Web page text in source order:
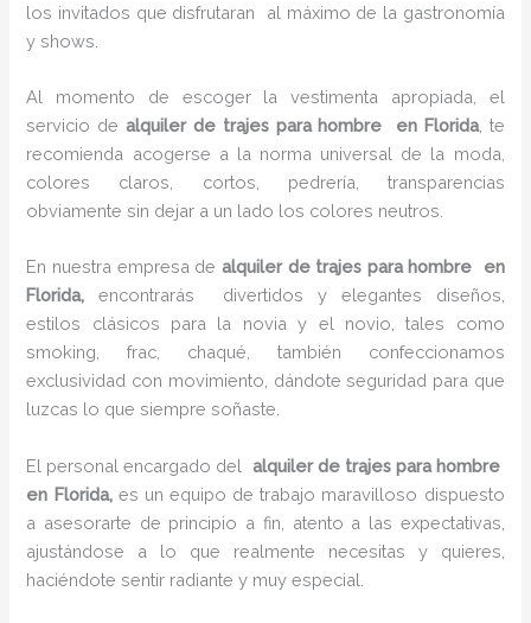
los invitados que disfrutaran al máximo de la gastronomía
y shows.
Al momento de escoger la vestimenta apropiada, el
servicio dealquiler de trajes para hombre en Florida, te
recomienda acogerse a la norma universal de la moda,
colores claros, cortos, pedrería, transparencias
obviamente sin dejar a un lado los colores neutros.
En nuestra empresa de alquiler de trajes para hombre en
Florida,encontrarás
divertidos y elegantes diseños,
estilos clásicos para la novia y el novio, tales como
smoking, frac, chaqué, también confeccionamos
exclusividad con movimiento, dándote seguridad para que
luzcas lo que siempre soñaste.
El personal encargado del alquiler de trajes para hombre
en Florida,es un equipo de trabajo maravilloso dispuesto
a asesorarte de principio a fin, atento a las expectativas,
ajustándose a lo que realmente necesitas y quieres,
haciéndote sentir radiante y muy especial.